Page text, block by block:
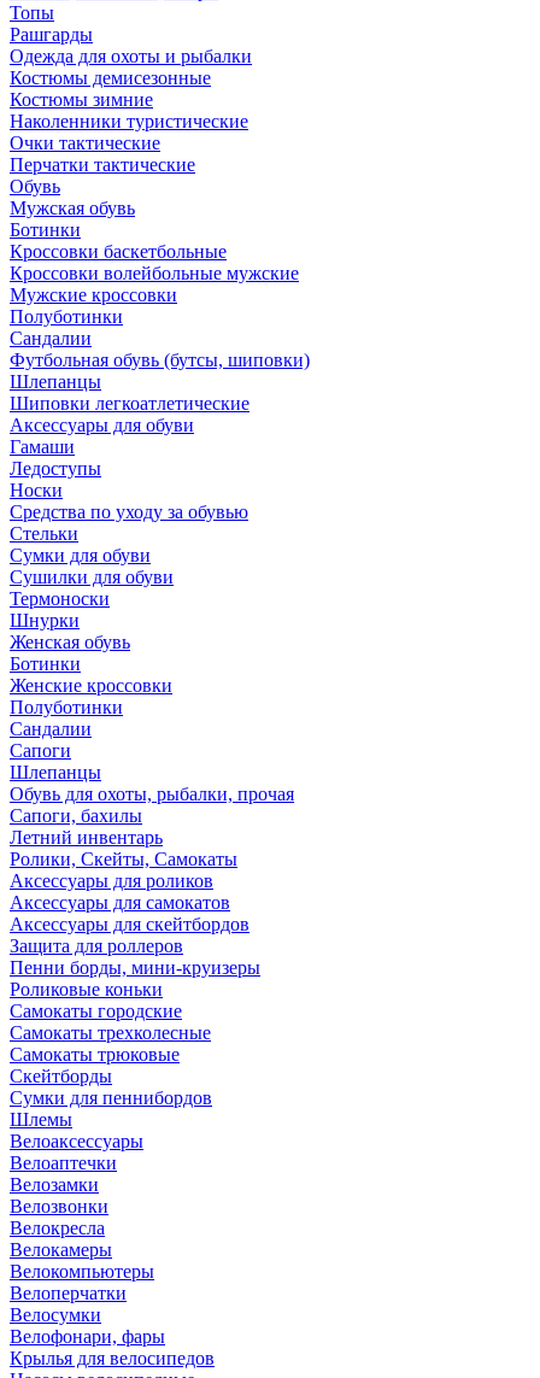
Топы
Рашгарды
Одежда для охоты и рыбалки
Костюмы демисезонные
Костюмы зимние
Наколенники туристические
Очки тактические
Перчатки тактические
Обувь
Мужская обувь
Ботинки
Кроссовки баскетбольные
Кроссовки волейбольные мужские
Мужские кроссовки
Полуботинки
Сандалии
Футбольная обувь (бутсы, шиповки)
Шлепанцы
Шиповки легкоатлетические
Аксессуары для обуви
Гамаши
Ледоступы
Носки
Средства по уходу за обувью
Стельки
Сумки для обуви
Сушилки для обуви
Термоноски
Шнурки
Женская обувь
Ботинки
Женские кроссовки
Полуботинки
Сандалии
Сапоги
Шлепанцы
Обувь для охоты, рыбалки, прочая
Сапоги, бахилы
Летний инвентарь
Ролики, Скейты, Самокаты
Аксессуары для роликов
Аксессуары для самокатов
Аксессуары для скейтбордов
Защита для роллеров
Пенни борды, мини-круизеры
Роликовые коньки
Самокаты городские
Самокаты трехколесные
Самокаты трюковые
Скейтборды
Сумки для пеннибордов
Шлемы
Велоаксессуары
Велоаптечки
Велозамки
Велозвонки
Велокресла
Велокамеры
Велокомпьютеры
Велоперчатки
Велосумки
Велофонари, фары
Крылья для велосипедов